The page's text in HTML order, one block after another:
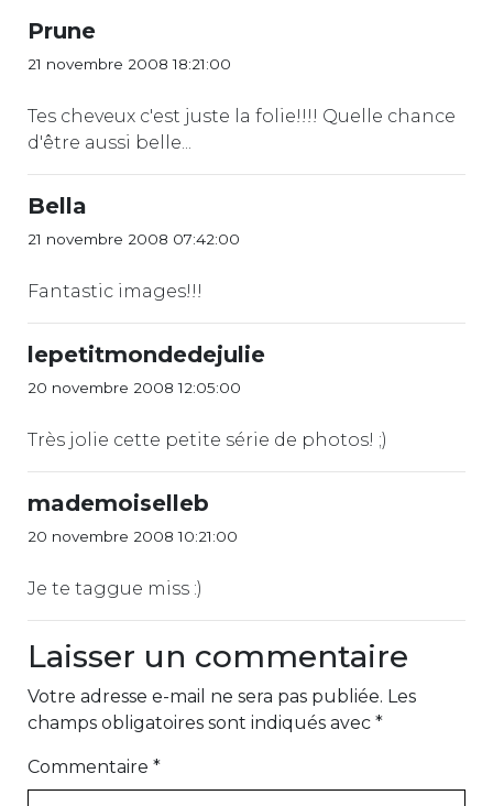
Prune
21 novembre 2008 18:21:00
Tes cheveux c'est juste la folie!!!! Quelle chance
d'être aussi belle...
Bella
21 novembre 2008 07:42:00
Fantastic images!!!
lepetitmondedejulie
20 novembre 2008 12:05:00
Très jolie cette petite série de photos! ;)
mademoiselleb
20 novembre 2008 10:21:00
Je te taggue miss :)
Laisser un commentaire
Votre adresse e-mail ne sera pas publiée. Les
champs obligatoires sont indiqués avec *
Commentaire *